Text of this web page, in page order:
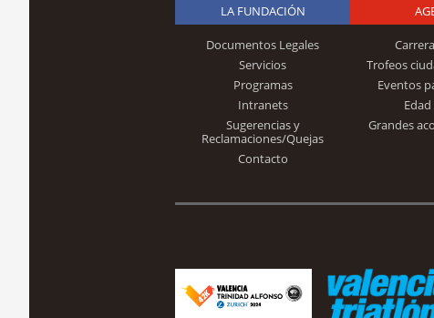
LA FUNDACIÓN
Documentos Legales
Servicios
Programas
Intranets
Sugerencias y
Reclamaciones/Quejas
Contacto
Trofeos
Eventos
Grandes